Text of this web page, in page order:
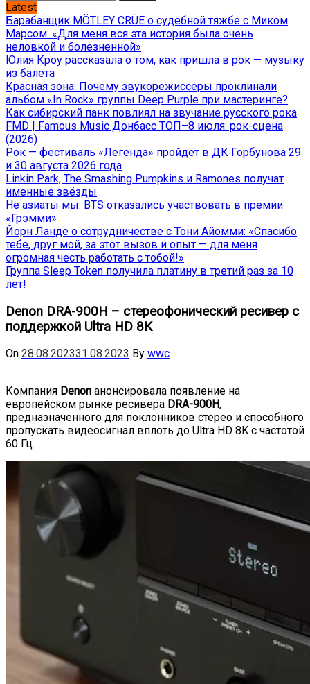
Latest
Барабанщик MÖTLEY CRÜE о судебной тяжбе с Миком
Марсом: «Для меня вся эта история была очень
неловкой и болезненной»
Юлия Кроу рассказала о том, как пришла в рок — музыку
из балета
Красная зона: Почему звукорежиссеры проклинали
альбом «In Rock» группы Deep Purple при мастеринге?
Как сибирский панк повлиял на звучание русского рока
FMD | Famous Music Донбасс ТОП–8 июля: рок-сцена
(2026)
Рок — фестиваль «Легенда» пройдёт в ДК Горбунова 29
и 30 августа 2026 года
Linkin Park, The Smashing Pumpkins и Ramones получат
именные звёзды
Не азиаты мы: BTS отказались участвовать в премии
«Грэмми»
Йорн Ланде о сотрудничестве с Тони Айомми: «Спасибо
тебе, друг мой, за этот вызов и опыт — для меня
огромная честь работать с тобой!»
Группа Sleep Token получила платину в третий раз за 10
лет!
Denon DRA-900H – стереофонический ресивер с
поддержкой Ultra HD 8K
On 28.08.202331.08.2023 By wwc
Компания Denon анонсировала появление на
европейском рынке ресивера DRA-900H,
предназначенного для поклонников стерео и способного
пропускать видеосигнал вплоть до Ultra HD 8K с частотой
60 Гц.